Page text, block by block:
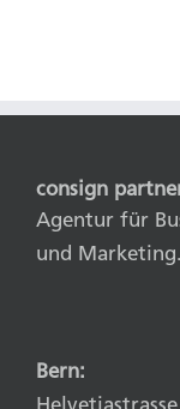
consign
Agentur für
und Marketing.
Bern: